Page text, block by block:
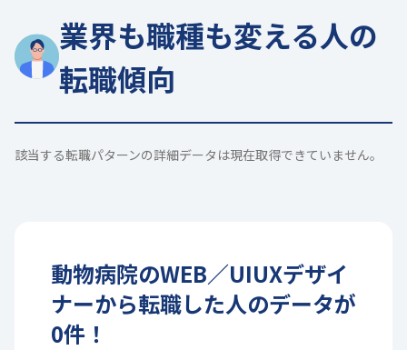
業界も職種も変える人の
転職傾向
該当する転職パターンの詳細データは現在取得できていません。
動物病院のWEB／UIUXデザイ
ナーから転職した人のデータが
0件！